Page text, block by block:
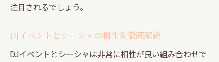
注目されるでしょう。
DJイベントとシーシャの相性を徹底解説
DJイベントとシーシャは非常に相性が良い組み合わせで